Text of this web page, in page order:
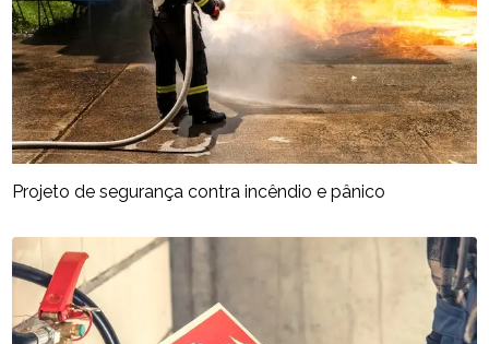
Projeto de segurança contra incêndio e pânico